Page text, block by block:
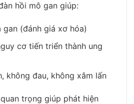
hồi mô gan giúp:
(đánh giá xơ hóa)
cơ tiến triển thành ung
không đau, không xâm lấn
trọng giúp phát hiện